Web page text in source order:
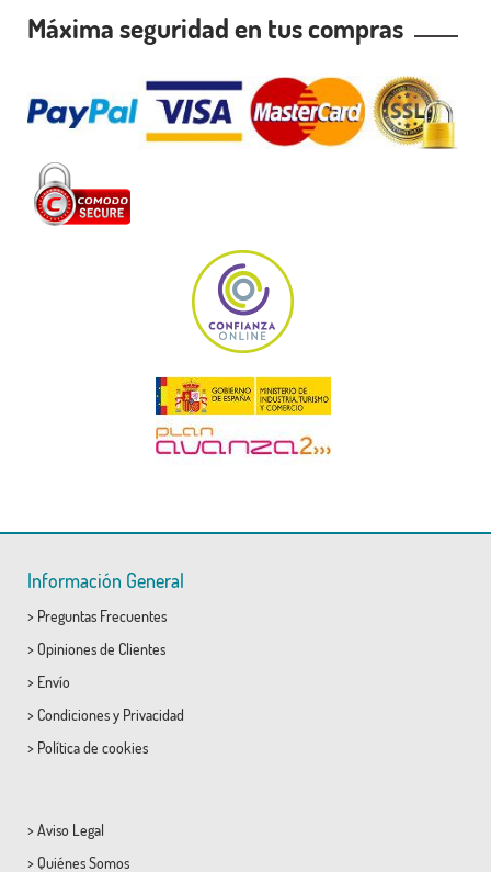
Máxima seguridad en tus compras
Información General
> Preguntas Frecuentes
> Opiniones de Clientes
> Envío
> Condicionesy Privacidad
> Política de cookies
> Aviso Legal
> Quiénes Somos